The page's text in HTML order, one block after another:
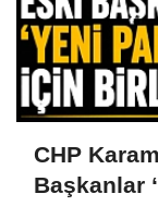
CHP
Başkanlar